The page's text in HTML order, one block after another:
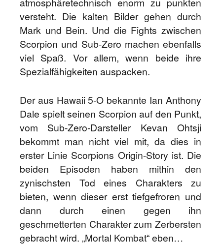
versteht. Die kalten Bilder gehen durch
Mark und Bein. Und die Fights zwischen
Scorpion und Sub-Zero machen ebenfalls
viel Spaß. Vor allem, wenn beide ihre
Spezialfähigkeiten auspacken.
Der aus Hawaii 5-O bekannte Ian Anthony
Dale spielt seinen Scorpion auf den Punkt,
vom Sub-Zero-Darsteller Kevan Ohtsji
bekommt man nicht viel mit, da dies in
erster Linie Scorpions Origin-Story ist. Die
beiden Episoden haben mithin den
zynischsten Tod eines Charakters zu
bieten, wenn dieser erst tiefgefroren und
dann durch einen gegen ihn
geschmetterten Charakter zum Zerbersten
gebracht wird. „Mortal Kombat“ eben…